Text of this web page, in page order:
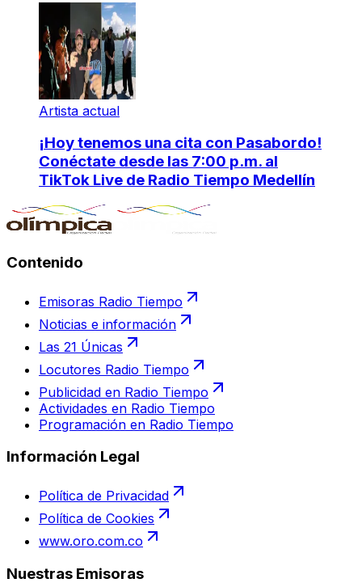
Artista actual
¡Hoy tenemos una cita con Pasabordo!
Conéctate desde las 7:00 p.m. al
TikTok Live de Radio Tiempo Medellín
Contenido
Emisoras Radio Tiempo
Noticias e información
Las 21 Únicas
Locutores Radio Tiempo
Publicidad en Radio Tiempo
Actividades en Radio Tiempo
Programación en Radio Tiempo
Información Legal
Política de Privacidad
Política de Cookies
www.oro.com.co
Nuestras Emisoras